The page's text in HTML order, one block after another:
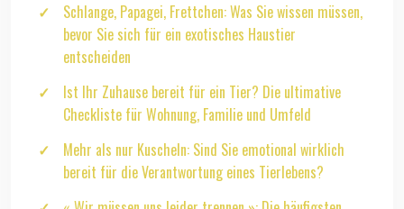
Schlange, Papagei, Frettchen: Was Sie wissen müssen,
bevor Sie sich für ein exotisches Haustier
entscheiden
Ist Ihr Zuhause bereit für ein Tier? Die ultimative
Checkliste für Wohnung, Familie und Umfeld
Mehr als nur Kuscheln: Sind Sie emotional wirklich
bereit für die Verantwortung eines Tierlebens?